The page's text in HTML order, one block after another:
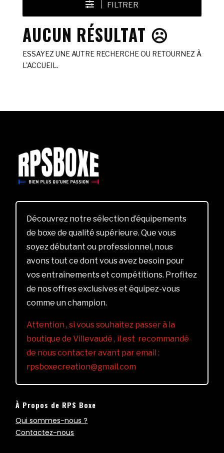
FILTRER
AUCUN RÉSULTAT ☹️
ESSAYEZ UNE AUTRE RECHERCHE OU RETOURNEZ À
L'ACCUEIL.
Découvrez notre sélection d’équipements
de boxe de qualité supérieure. Que vous
soyez débutant ou professionnel, nous
avons tout ce dont vous avez besoin pour
vos entraînements et compétitions. Profitez
de nos offres exclusives et équipez-vous
comme un champion.
Attention , si vous souhaitez passer à la
boutique de Villevaudé , il est recommandé
de nous contacter avant par email :
rpsboxecreation@gmail.com
À Propos de RPS Boxe
Qui sommes-nous ?
Contactez-nous